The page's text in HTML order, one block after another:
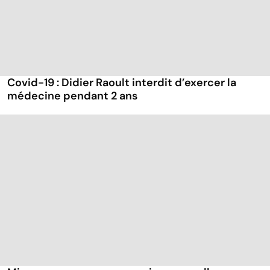
Covid-19 : Didier Raoult interdit d’exercer la
médecine pendant 2 ans